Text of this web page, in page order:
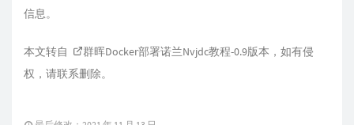
信息。
本文转自 群晖Docker部署诺兰Nvjdc教程-0.9版本 ，如有侵
权，请联系删除。